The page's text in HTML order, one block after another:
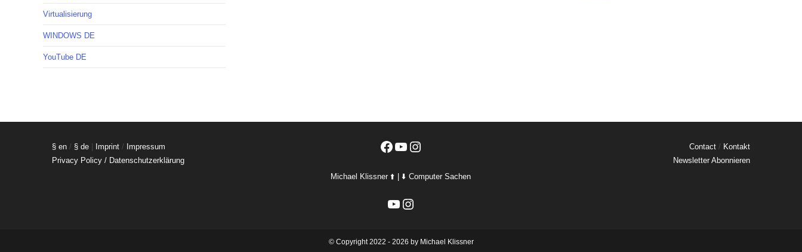
Virtualisierung
WINDOWS DE
YouTube DE
§ en / § de Imprint / Impressum
Privacy Policy / Datenschutzerklärung
Facebook
YouTubeInstagram
Michael Klissner ⬆️ | ⬇️ Computer Sachen
YouTubeInstagram
Contact/ Kontakt
Newsletter Abonnieren
©️ Copyright 2022 - 2026 by Michael Klissner